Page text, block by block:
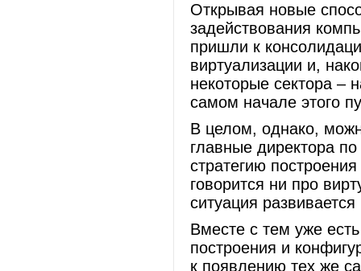
Открывая новые
задействования
пришли к
виртуализации и,
некоторые сектора –
самом начале этого
В целом, однако,
главные директора
стратегию
говорится ни про
ситуация
Вместе с тем уже
построения и
к появлению тех же